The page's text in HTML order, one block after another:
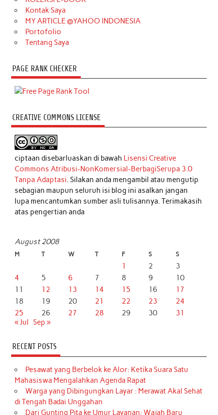
Kontak Saya
MY ARTICLE @YAHOO INDONESIA
Portofolio
Tentang Saya
PAGE RANK CHECKER
CREATIVE COMMONS LICENSE
ciptaan disebarluaskan di bawah Lisensi Creative
Commons Atribusi-NonKomersial-BerbagiSerupa 3.0
Tanpa Adaptasi. Silakan anda mengambil atau mengutip
sebagian maupun seluruh isi blog ini asalkan jangan
lupa mencantumkan sumber asli tulisannya. Terimakasih
atas pengertian anda
August 2008
M T W T F S S
1 2
3
4
5 6 7 8 9
10
11
12 13 14 15 16
17
18
19 20 21 22 23
24
25
26 27 28 29 30
31
« Jul Sep »
RECENT POSTS
Pesawat yang Berbelok ke Alor: Ketika Suara Satu
Mahasiswa Mengalahkan Agenda Rapat
Warga yang Dibingungkan Layar : Merawat Akal Sehat
di Tengah Badai Unggahan
Dari Gunting Pita ke Umur Layanan: Wajah Baru